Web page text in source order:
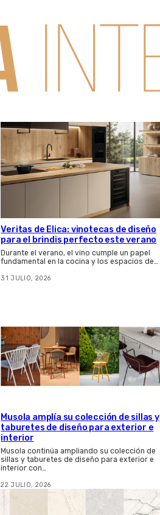
Veritas de Elica: vinotecas de diseño
para el brindis perfecto este verano
Durante el verano, el vino cumple un papel
fundamental en la cocina y los espacios de…
31 JULIO, 2026
Musola amplía su colección de sillas y
taburetes de diseño para exterior e
interior
Musola continúa ampliando su colección de
sillas y taburetes de diseño para exterior e
interior con…
22 JULIO, 2026